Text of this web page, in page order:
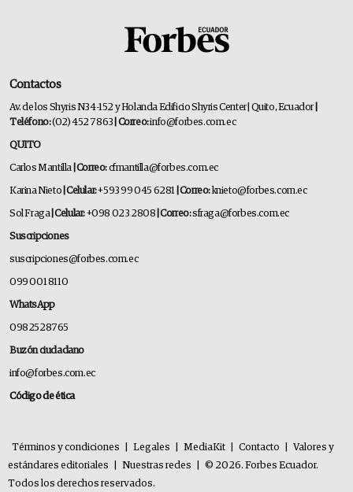
Contactos
Av. de los Shyris N34-152 y Holanda Edificio Shyris Center | Quito, Ecuador
Teléfono:(02) 452 7863 | Correo:info@forbes.com.ec
QUITO
Carlos Mantilla | Correo:cfmantilla@forbes.com.ec
Karina Nieto | Celular:+593 99 045 6281 | Correo:knieto@forbes.com.ec
Sol Fraga| Celular:+098 023 2808 | Correo:sfraga@forbes.com.ec
Suscripciones
suscripciones@forbes.com.ec
099 001 8110
WhatsApp
0982528765
Buzón ciudadano
info@forbes.com.ec
Código de ética
Términos y condiciones Legales MediaKit Contacto
Valores y
estándares editoriales
Nuestras redes
© 2026. Forbes Ecuador.
Todos los derechos reservados.